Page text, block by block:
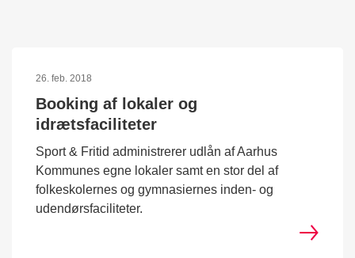
26. feb. 2018
Booking af lokaler og
idrætsfaciliteter
Sport & Fritid administrerer udlån af Aarhus
Kommunes egne lokaler samt en stor del af
folkeskolernes og gymnasiernes inden- og
udendørsfaciliteter.